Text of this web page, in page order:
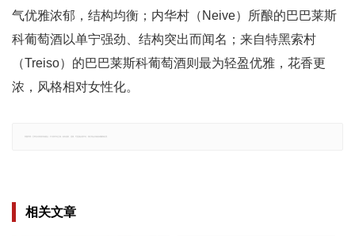
气优雅浓郁，结构均衡；内华村（Neive）所酿的巴巴莱斯
科葡萄酒以单宁强劲、结构突出而闻名；来自特黑索村
（Treiso）的巴巴莱斯科葡萄酒则最为轻盈优雅，花香更
浓，风格相对女性化。
相关文章